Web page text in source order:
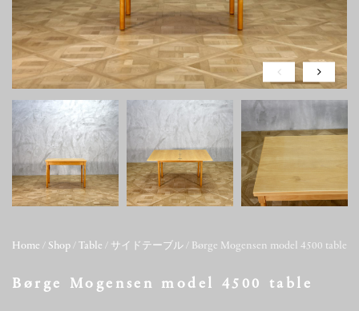
Home / Shop / Table / サイドテーブル / Børge Mogensen model 4500 table
Børge Mogensen model 4500 table